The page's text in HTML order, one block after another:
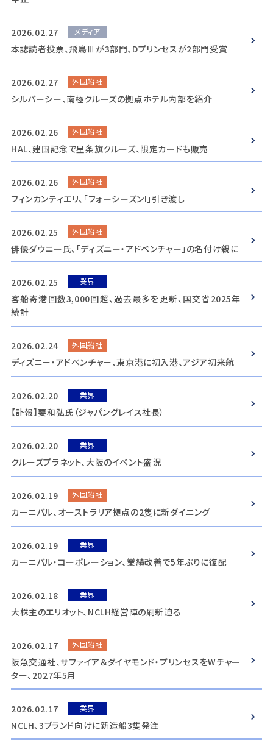
2026.02.27 メディア
本誌読者投票、飛鳥Ⅲが3部門、Dプリンセスが2部門受賞
2026.02.27 外国船社
シルバーシー、南極クルーズの拠点ホテル内部を紹介
2026.02.26 外国船社
HAL、建国記念で星条旗クルーズ、限定カードも販売
2026.02.26 外国船社
フィンカンティエリ、「フォーシーズンI」引き渡し
2026.02.25 外国船社
俳優ダウニー氏、「ディズニー・アドベンチャー」の名付け親に
2026.02.25 業界
客船寄港回数3,000回超、過去最多を更新、国交省2025年
統計
2026.02.24 外国船社
ディズニー・アドベンチャー、東京港に初入港、アジア初来航
2026.02.20 業界
【訃報】要和弘氏（ジャパングレイス社長）
2026.02.20 業界
クルーズプラネット、大阪のイベント盛況
2026.02.19 外国船社
カーニバル、オーストラリア拠点の2隻に新ダイニング
2026.02.19 業界
カーニバル・コーポレーション、業績改善で5年ぶりに復配
2026.02.18 業界
大株主のエリオット、NCLH経営陣の刷新迫る
2026.02.17 外国船社
阪急交通社、サファイア＆ダイヤモンド・プリンセスをWチャー
ター、2027年5月
2026.02.17 業界
NCLH、3ブランド向けに新造船3隻発注